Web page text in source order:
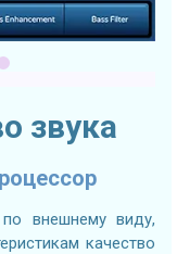
звука
внешнему виду,
качество